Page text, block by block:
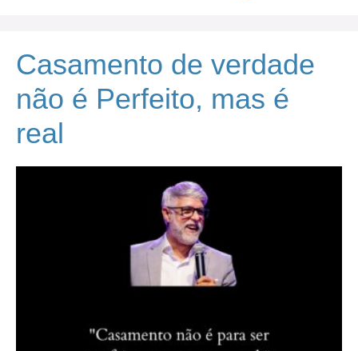
Casamento de verdade
não é Perfeito, mas é
real